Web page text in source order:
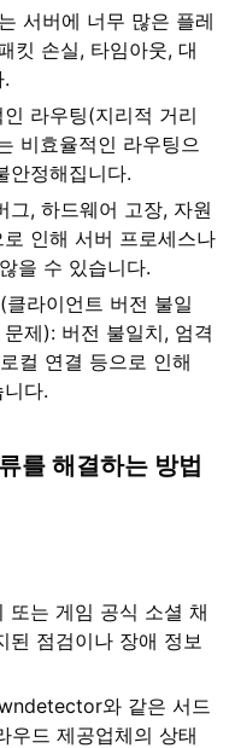
서버에 너무 많은 플레
킷 손실, 타임아웃, 대
라우팅(지리적 거리
비효율적인 라우팅으
안정해집니다.
, 하드웨어 고장, 자원
인해 서버 프로세스나
을 수 있습니다.
라이언트 버전 불일
제): 버전 불일치, 엄격
컬 연결 등으로 인해
다.
를 해결하는 방법
또는 게임 공식 소셜 채
점검이나 장애 정보
와 같은 서드
우드 제공업체의 상태